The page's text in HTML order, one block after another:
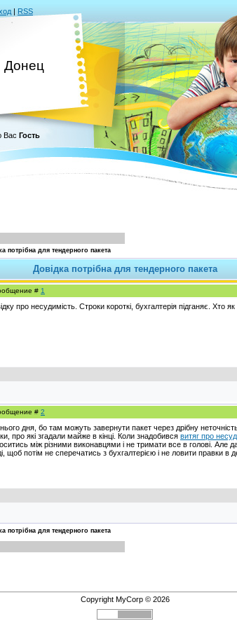
| RSS
Донец
Вас Гость
потрібна для тендерного пакета
Довідка потрібна для тендерного пакета
# 1
про несудимість. Строки короткі, бухгалтерія підганяє. Хто
# 2
дня, бо там можуть завернути пакет через дрібну
про які згадали майже в кінці. Коли знадобився витяг про
між різними виконавцями і не тримати все в голові.
потім не сперечатись з бухгалтерією і не ловити правки в
потрібна для тендерного пакета
Copyright MyCorp © 2026